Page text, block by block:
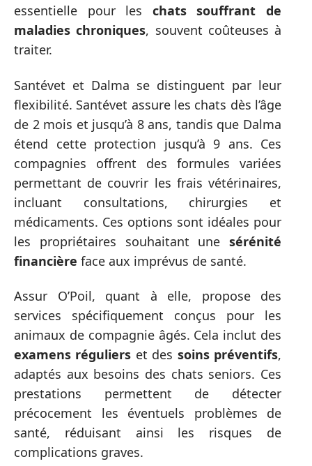
essentielle pour les chats souffrant de
maladies chroniques, souvent coûteuses à
traiter.
Santévet et Dalma se distinguent par leur
flexibilité. Santévet assure les chats dès l’âge
de 2 mois et jusqu’à 8 ans, tandis que Dalma
étend cette protection jusqu’à 9 ans. Ces
compagnies offrent des formules variées
permettant de couvrir les frais vétérinaires,
incluant consultations, chirurgies et
médicaments. Ces options sont idéales pour
les propriétaires souhaitant une sérénité
financière face aux imprévus de santé.
Assur O’Poil, quant à elle, propose des
services spécifiquement conçus pour les
animaux de compagnie âgés. Cela inclut des
examens réguliers et des soins préventifs,
adaptés aux besoins des chats seniors. Ces
prestations permettent de détecter
précocement les éventuels problèmes de
santé, réduisant ainsi les risques de
complications graves.